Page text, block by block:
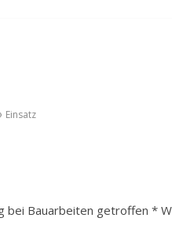
Einsatz
bei Bauarbeiten getroffen *